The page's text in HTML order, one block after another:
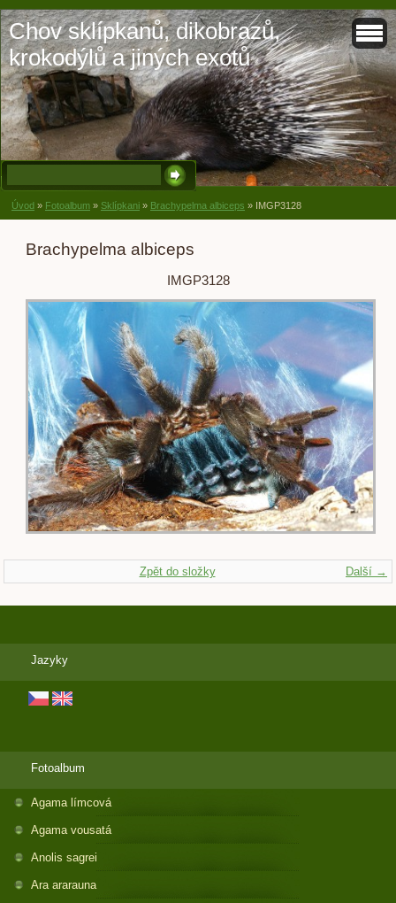
Chov sklípkanů, dikobrazů,
krokodýlů a jiných exotů
Úvod » Fotoalbum » Sklípkani » Brachypelma albiceps » IMGP3128
Brachypelma albiceps
IMGP3128
Další →
Zpět do složky
Jazyky
Fotoalbum
Agama límcová
Agama vousatá
Anolis sagrei
Ara ararauna